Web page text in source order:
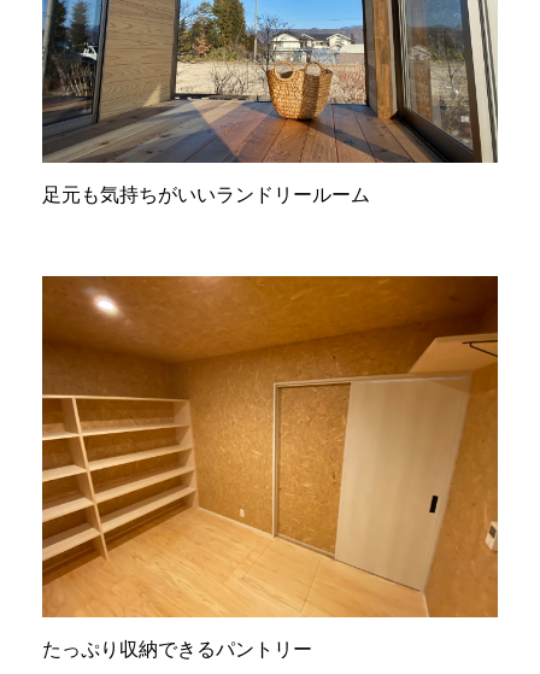
足元も気持ちがいいランドリールーム
たっぷり収納できるパントリー